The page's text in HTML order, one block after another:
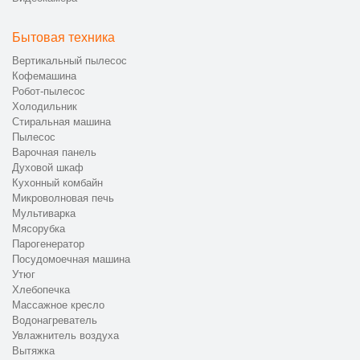
Исправное устройство передается клиенту с
📞 Как заказать ремонт микроволновки
Haier на дому
Чтобы оформить ремонт СВЧ-печи Haier в Москве, позвоните
по номеру +7 (495) 156-14-51 или оставьте онлайн-заявку.
Специалисты CanDo проконсультируют и организуют выезд
мастера для восстановления работоспособности техники.
Бытовая техника
Вертикальный пылесос
Кофемашина
Робот-пылесос
Холодильник
Стиральная машина
Пылесос
Варочная панель
Духовой шкаф
Кухонный комбайн
Микроволновая печь
Мультиварка
Мясорубка
Парогенератор
Посудомоечная машина
Утюг
Хлебопечка
Массажное кресло
Водонагреватель
Увлажнитель воздуха
Вытяжка